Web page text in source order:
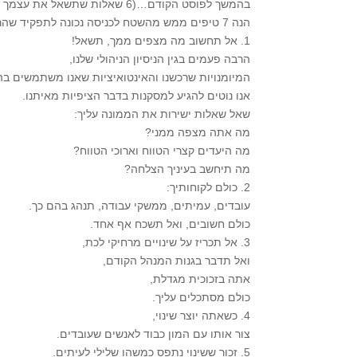
בהמשך לפוסט הקודם…(6 שאלות שתשאל את עצמך בכניסה לתפקיד הבא שלך – חלק א’)
הנה 7 טיפים ממש מהשטח לכניסה נכונה לתפקיד שהרבה אנשים נופלים בהם:
1. אל תחשוב מה מצפים ממך, תשאל!
הרבה פעמים בגין הניסיון הניהולי שלנו,
המיומנויות שרכשנו והאינטואיציות שאנו משתמשים
אנו נוטים להגיע למסקנות בדבר הציפיות מאיתנו.
שאל שאלות ישירות את הממונה עליך:
מה אתה מצפה ממני?
מה היעדים קצרי הטווח וארוכי הטווח?
מה תיחשב בעיניך הצלחה?
2. כולם לקוחותיך:
עובדים, עמיתים, ממשקי עבודה, תנהג בהם כך.
כולם חשובים, ואל תשכח אף אחד.
3. אל תכריז על שינויים מרחיקי לכת,
ואל תדבר בגנות המנהל הקודם,
אתה בזכוכית מגדלת,
כולם מסתכלים עליך.
4. כשאתה יוצר שינוי,
צור אותו עם המון כבוד לאנשים שעובדים.
5. זכור ששינוי נתפס כמשהו שלילי לעיתים.